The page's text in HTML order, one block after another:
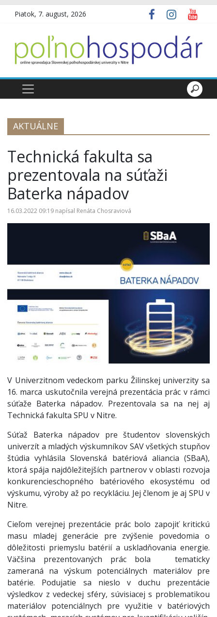
Piatok, 7. august, 2026
AKTUÁLNE
Technická fakulta sa
prezentovala na súťaži
Baterka nápadov
16.03.2022 09:19 napísal Renáta Chosraviová
V Univerzitnom vedeckom parku Žilinskej univerzity sa
16. marca uskutočnila verejná prezentácia prác v rámci
súťaže Baterka nápadov. Prezentovala sa na nej aj
Technická fakulta SPU v Nitre.
Súťaž Baterka nápadov pre študentov slovenských
univerzít a mladých výskumníkov SAV všetkých stupňov
štúdia vyhlásila Slovenská batériová aliancia (SBaA),
ktorá spája najdôležitejších partnerov v oblasti rozvoja
konkurencieschopného batériového ekosystému od
výskumu, výroby až po recykláciu. Jej členom je aj SPU v
Nitre.
Cieľom verejnej prezentácie prác bolo zapojiť kritickú
masu mladej generácie pre zvýšenie povedomia o
dôležitosti priemyslu batérií a uskladňovania energie.
Väčšina prezentovaných prác bola tematicky
zameraná na výskum potenciálnych materiálov pre
batérie. Podujatie sa nieslo v duchu prezentácie
výsledkov z vedeckej sféry, súvisiacej s problematikou
materiálov potenciálnych pre využitie v batériových